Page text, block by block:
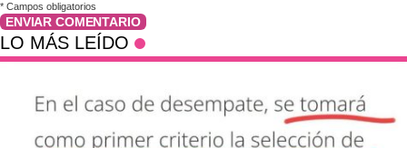
* Campos obligatorios
ENVIAR COMENTARIO
LO MÁS LEÍDO